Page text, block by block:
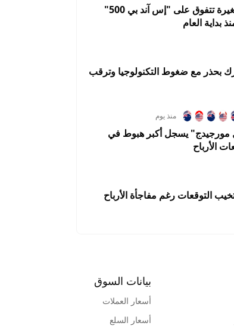
الأسهم الأمريكية الصغيرة تتفوق على "إس آند بي 500"
بداية العام
بحذر مع ضغوط التكنولوجيا وترقب
منذ يوم
مورجيدج" يسجل أكبر هبوط في
الأرباح
التوقعات رغم مفاجأة الأرباح
بيانات السوق
أسعار العملات
أسعار السلع